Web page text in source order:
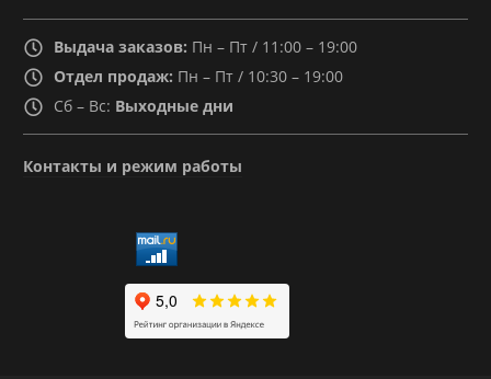
Выдача заказов: Пн – Пт / 11:00 – 19:00
Отдел продаж: Пн – Пт / 10:30 – 19:00
Сб – Вс: Выходные дни
Контакты и режим работы